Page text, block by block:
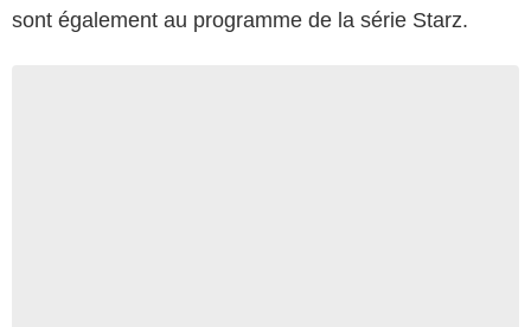
sont également au programme de la série Starz.